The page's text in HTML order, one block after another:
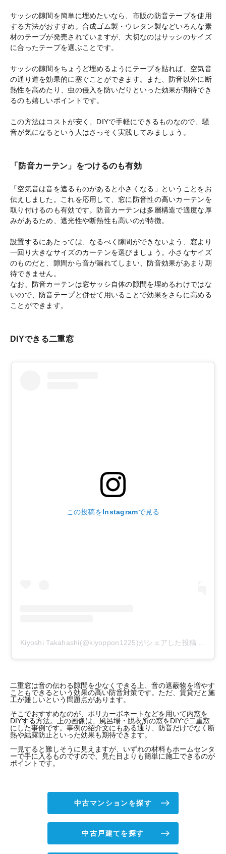
サッシの隙間を簡単に埋めたいなら、市販の防音テープを使用
する方法がおすすめ。合成ゴム製・ウレタン製などいろんな素
材のテープが発売されていますが、大切なのはサッシのサイズ
に合ったテープを選ぶことです。
サッシの隙間をちょうど埋めるようにテープを貼れば、空気音
の通り道を効果的に塞ぐことができます。また、防音以外に断
熱性を高めたり、虫の侵入を防いだりといった効果が期待でき
るのも嬉しいポイントです。
この方法はコストが安く、DIYで手軽にできるものなので、騒
音が気になるという人はさっそく実践してみましょう。
「防音カーテン」をつけるのも有効
「空気音は音を遮るものがあると小さくなる」ということをお
伝えしました。これを応用して、窓に防音性の高いカーテンを
取り付けるのも有効です。防音カーテンは多層構造で適度な厚
みがあるため、遮光性や断熱性も高いのが特徴。
設置するにあたっては、なるべく隙間ができないよう、窓より
一回り大きなサイズのカーテンを選びましょう。小さなサイズ
のものだと、隙間から音が漏れてしまい、防音効果があまり期
待できません。
なお、防音カーテンは窓サッシ自体の隙間を埋めるわけではな
いので、防音テープと併せて用いることで効果をさらに高める
ことができます。
DIYできる二重窓
この投稿をInstagramで見る
Kiyoshi Takahashi(@kiyoppon1225)がシェアした投稿
二重窓は音の伝わる隙間を少なくできる上、音の遮蔽物を増やす
こともできるという効果の高い防音対策です。ただ、賃貸だと施
工が難しいという問題点があります。
そこでおすすめなのが、ポリカーボネートなどを用いて内窓を
DIYする方法。上の画像は、風呂場・脱衣所の窓をDIYで二重窓
にした事例です。事例の紹介文にもある通り、防音だけでなく断
熱や結露防止といった効果も期待できます。
一見すると難しそうに見えますが、いずれの材料もホームセンタ
ーで手に入るものですので、見た目よりも簡単に施工できるのが
ポイントです。
中古マンションを探す
中古戸建てを探す